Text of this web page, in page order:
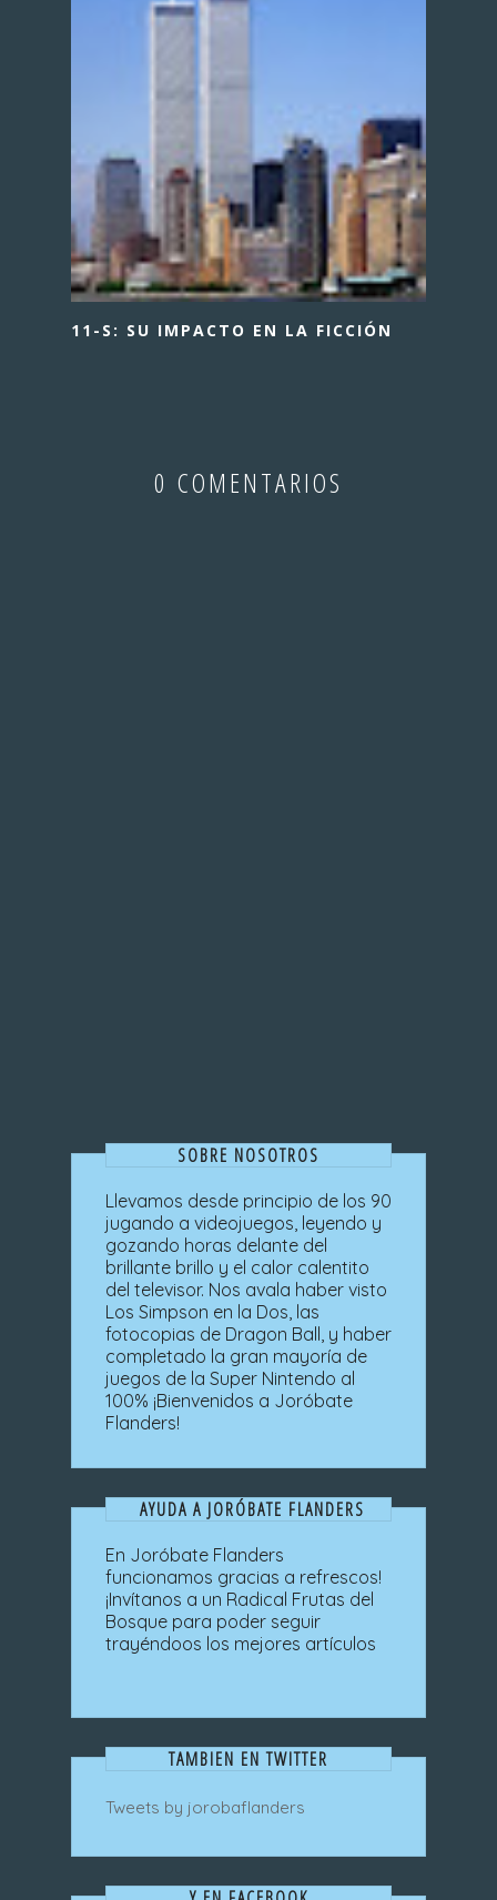
11-S: SU IMPACTO EN LA FICCIÓN
0 COMENTARIOS
SOBRE NOSOTROS
Llevamos desde principio de los 90
jugando a videojuegos, leyendo y
gozando horas delante del
brillante brillo y el calor calentito
del televisor. Nos avala haber visto
Los Simpson en la Dos, las
fotocopias de Dragon Ball, y haber
completado la gran mayoría de
juegos de la Super Nintendo al
100% ¡Bienvenidos a Joróbate
Flanders!
AYUDA A JORÓBATE FLANDERS
En Joróbate Flanders
funcionamos gracias a refrescos!
¡Invítanos a un Radical Frutas del
Bosque para poder seguir
trayéndoos los mejores artículos
TAMBIEN EN TWITTER
Tweets by jorobaflanders